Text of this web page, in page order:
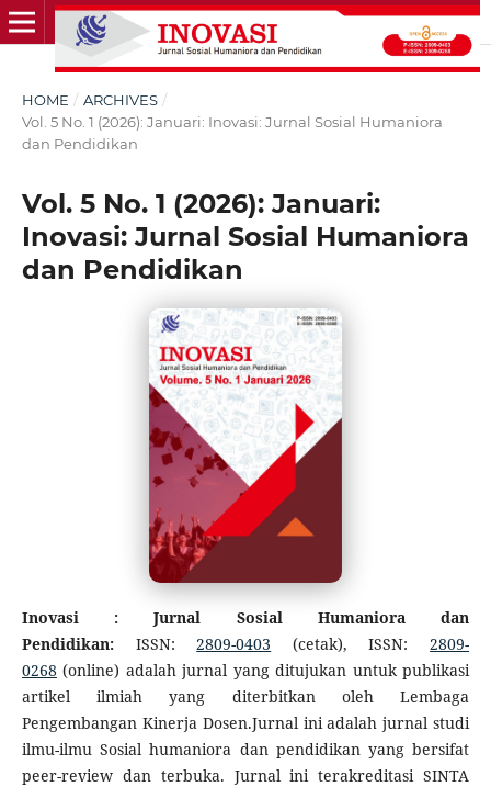
HOME / ARCHIVES /
Vol. 5 No. 1 (2026): Januari: Inovasi: Jurnal Sosial Humaniora
dan Pendidikan
Vol. 5 No. 1 (2026): Januari:
Inovasi: Jurnal Sosial Humaniora
dan Pendidikan
Inovasi : Jurnal Sosial Humaniora dan
Pendidikan: ISSN:2809-0403 (cetak), ISSN:2809-
0268(online) adalah jurnal yang ditujukan untuk publikasi
artikel ilmiah yang diterbitkan oleh Lembaga
Pengembangan Kinerja Dosen.Jurnal ini adalah jurnal studi
ilmu-ilmu Sosial humaniora dan pendidikan yang bersifat
peer-review dan terbuka. Jurnal ini terakreditasi SINTA